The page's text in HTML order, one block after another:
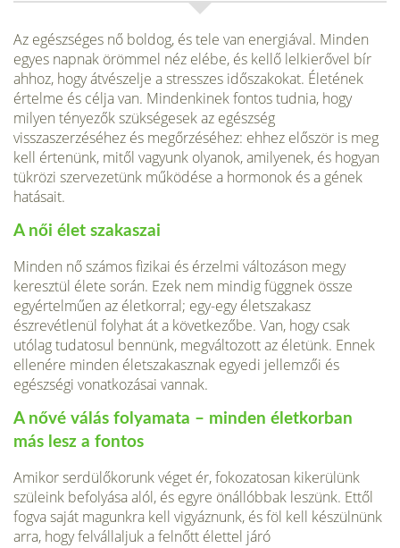
Az egészséges nő boldog, és tele van energiával. Minden
egyes napnak örömmel néz elébe, és kellő lelkierővel bír
ahhoz, hogy átvészelje a stresszes időszakokat. Életének
értelme és célja van. Mindenkinek fontos tudnia, hogy
milyen tényezők szükségesek az egészség
visszaszerzéséhez és megőrzéséhez: ehhez először is meg
kell értenünk, mitől vagyunk olyanok, amilyenek, és hogyan
tükrözi szervezetünk működése a hormonok és a gének
hatásait.
A női élet szakaszai
Minden nő számos fizikai és érzelmi változáson megy
keresztül élete során. Ezek nem mindig függnek össze
egyértelműen az életkorral; egy-egy életszakasz
észrevétlenül folyhat át a következőbe. Van, hogy csak
utólag tudatosul bennünk, megváltozott az életünk. Ennek
ellenére minden életszakasznak egyedi jellemzői és
egészségi vonatkozásai vannak.
A nővé válás folyamata – minden életkorban
más lesz a fontos
Amikor serdülőkorunk véget ér, fokozatosan kikerülünk
szüleink befolyása alól, és egyre önállóbbak leszünk. Ettől
fogva saját magunkra kell vigyáznunk, és föl kell készülnünk
arra, hogy felvállaljuk a felnőtt élettel járó